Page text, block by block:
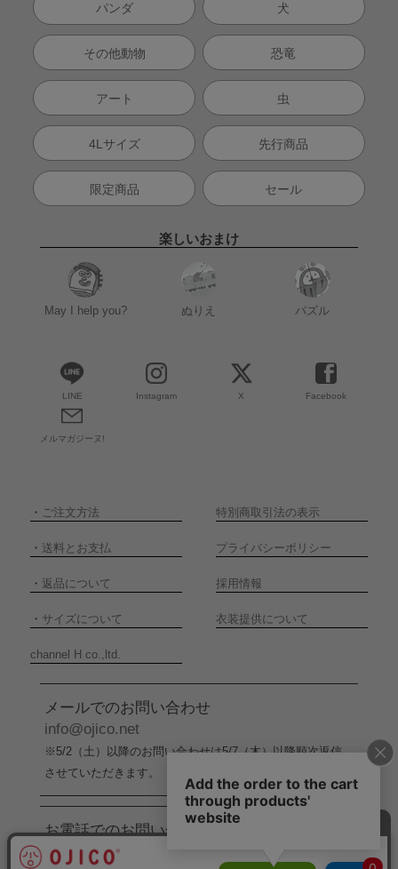
パンダ 犬
その他動物 恐竜
アート 虫
4Lサイズ 先行商品
限定商品 セール
楽しいおまけ
May I help you? ぬりえ パズル
LINE Instagram X Facebook
メルマガジーヌ!
・ ご注文方法 特別商取引法の表示
・ 送料とお支払 プライバシーポリシー
・ 返品について 採用情報
・ サイズについて 衣装提供について
channel H co.,ltd.
メールでのお問い合わせ
info@ojico.net
※5/2（土）以降のお問い合わせは5/7（木）以降順次返信
させていただきます。
お電話でのお問い合わせ
076-246-5050